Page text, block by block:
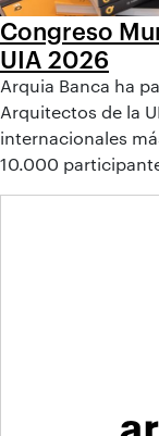
Congreso
UIA 2026
Arquia Banca ha
Arquitectos de la
internacionales
10.000